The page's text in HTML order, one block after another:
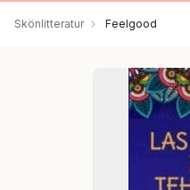
Skönlitteratur Feelgood